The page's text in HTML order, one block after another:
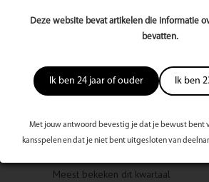
Deze website bevat artikelen die informatie
bevatten.
Ik ben 24 jaar of ouder Ik ben
Met jouw antwoord bevestig je dat je bewust bent
kansspelen en dat je niet bent uitgesloten van
Meest bekeken dit kwartaal